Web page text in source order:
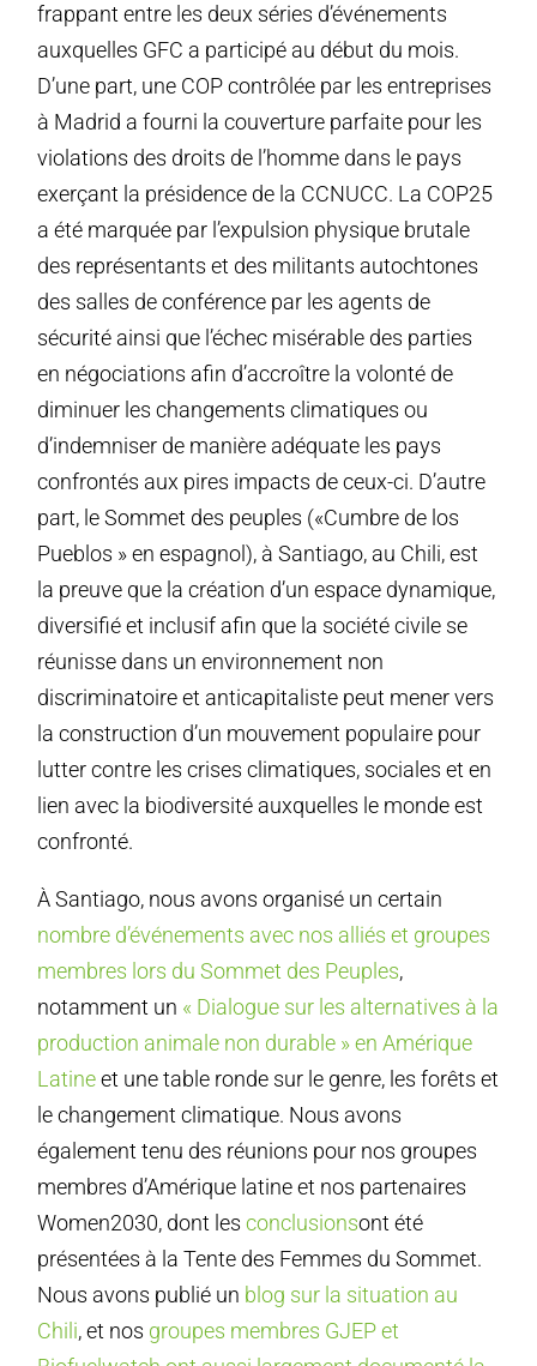
frappant entre les deux séries d’événements
auxquelles GFC a participé au début du mois.
D’une part, une COP contrôlée par les entreprises
à Madrid a fourni la couverture parfaite pour les
violations des droits de l’homme dans le pays
exerçant la présidence de la CCNUCC. La COP25
a été marquée par l’expulsion physique brutale
des représentants et des militants autochtones
des salles de conférence par les agents de
sécurité ainsi que l’échec misérable des parties
en négociations afin d’accroître la volonté de
diminuer les changements climatiques ou
d’indemniser de manière adéquate les pays
confrontés aux pires impacts de ceux-ci. D’autre
part, le Sommet des peuples («Cumbre de los
Pueblos » en espagnol), à Santiago, au Chili, est
la preuve que la création d’un espace dynamique,
diversifié et inclusif afin que la société civile se
réunisse dans un environnement non
discriminatoire et anticapitaliste peut mener vers
la construction d’un mouvement populaire pour
lutter contre les crises climatiques, sociales et en
lien avec la biodiversité auxquelles le monde est
confronté.
À Santiago, nous avons organisé un certain
nombre d’événements avec nos alliés et groupes
membres lors du Sommet des Peuples,
notamment un « Dialogue sur les alternatives à la
production animale non durable » en Amérique
Latineet une table ronde sur le genre, les forêts et
le changement climatique. Nous avons
également tenu des réunions pour nos groupes
membres d’Amérique latine et nos partenaires
Women2030, dont lesconclusionsont été
présentées à la Tente des Femmes du Sommet.
Nous avons publié un blog sur la situation au
Chili, et nos groupes membres GJEP et